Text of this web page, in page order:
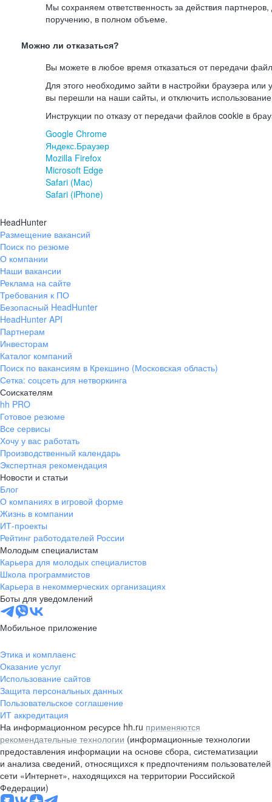
Мы сохраняем ответственность за действия
поручению, в полном объеме.
Можно ли отказаться?
Вы можете в любое время отказаться от передачи
Для этого необходимо зайти в настройки браузера или
вы перешли на наши сайты, и отключить
Инструкции по отказу от передачи файлов cookie в
Google Chrome
Яндекс.Браузер
Mozilla Firefox
Microsoft Edge
Safari (Mac)
Safari (iPhone)
HeadHunter
Размещение вакансий
Поиск по резюме
О компании
Наши вакансии
Реклама на сайте
Требования к ПО
Безопасный HeadHunter
HeadHunter API
Партнерам
Инвесторам
Каталог компаний
Поиск по вакансиям в Крекшино (Московская область)
Сетка: соцсеть для нетворкинга
Соискателям
hh PRO
Готовое резюме
Все сервисы
Хочу у вас работать
Производственный календарь
Экспертная рекомендация
Новости и статьи
Блог
О компаниях в игровой форме
Жизнь в компании
ИТ-проекты
Рейтинг работодателей России
Молодым специалистам
Карьера для молодых специалистов
Школа программистов
Карьера в некоммерческих организациях
Боты для уведомлений
Мобильное приложение
Этика и комплаенс
Оказание услуг
Использование сайтов
Защита персональных данных
Пользовательское соглашение
ИТ аккредитация
На информационном ресурсе hh.ru применяются
рекомендательные технологии (информационные технологии
предоставления информации на основе сбора, систематизации
и анализа сведений, относящихся к предпочтениям пользователей
сети «Интернет», находящихся на территории Российской
Федерации)